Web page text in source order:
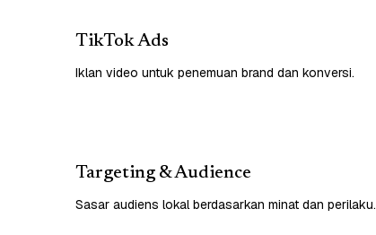
TikTok Ads
Iklan video untuk penemuan brand dan konversi.
Targeting & Audience
Sasar audiens lokal berdasarkan minat dan perilaku.